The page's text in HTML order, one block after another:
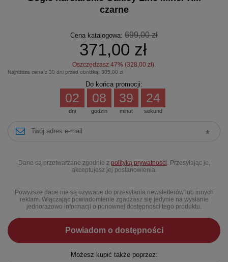
czarne
Cena katalogowa: 699,00 zł
371,00 zł
Oszczędzasz 47% (328,00 zł).
Najniższa cena z 30 dni przed obniżką: 305,00 zł
Do końca promocji:
dni
02
godzin
08
minut
39
sekund
23
Dane są przetwarzane zgodnie z polityką prywatności . Przesyłając je,
akceptujesz jej postanowienia.
Powyższe dane nie są używane do przesyłania newsletterów lub innych
reklam. Włączając powiadomienie zgadzasz się jedynie na wysłanie
jednorazowo informacji o ponownej dostępności tego produktu.
Powiadom o dostępności
Możesz kupić także poprzez: